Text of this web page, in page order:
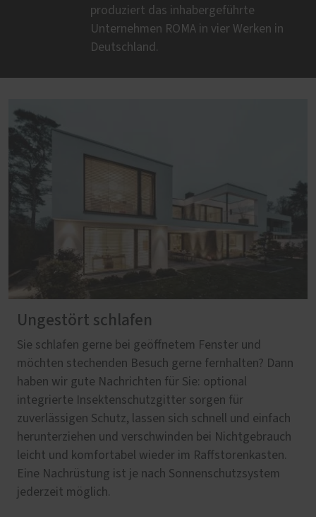
produziert das inhabergeführte
Unternehmen ROMA in vier Werken in
Deutschland.
Ungestört schlafen
Sie schlafen gerne bei geöffnetem Fenster und
möchten stechenden Besuch gerne fernhalten? Dann
haben wir gute Nachrichten für Sie: optional
integrierte Insektenschutzgitter sorgen für
zuverlässigen Schutz, lassen sich schnell und einfach
herunterziehen und verschwinden bei Nichtgebrauch
leicht und komfortabel wieder im Raffstorenkasten.
Eine Nachrüstung ist je nach Sonnenschutzsystem
jederzeit möglich.